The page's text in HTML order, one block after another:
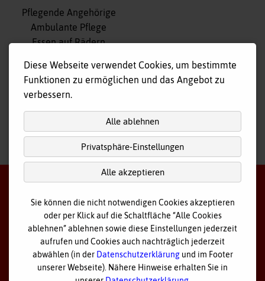
Navigation
überspringen
Pflegende Angehörige
Ambulante Pflege
Essen auf Rädern
Tagespflege
Hausnotruf
nach oben
2026 Bayerisches Rotes Kreuz - Kreisverband Ostallgäu
Datenschutz
Cookie Einstellungen
Diese Webseite verwendet Cookies, um bestimmte
Funktionen zu ermöglichen und das Angebot zu
verbessern.
Alle ablehnen
Privatsphäre-Einstellungen
Alle akzeptieren
Sie können die nicht notwendigen Cookies akzeptieren
oder per Klick auf die Schaltfläche “Alle Cookies
ablehnen” ablehnen sowie diese Einstellungen jederzeit
aufrufen und Cookies auch nachträglich jederzeit
abwählen (in der Datenschutzerklärungund im Footer
unserer Webseite). Nähere Hinweise erhalten Sie in